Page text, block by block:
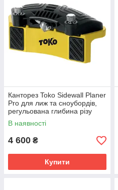
Канторез Toko Sidewall Planer
Pro для лиж та сноубордів,
регульована глибина різу
В наявності
4 600 ₴
Купити